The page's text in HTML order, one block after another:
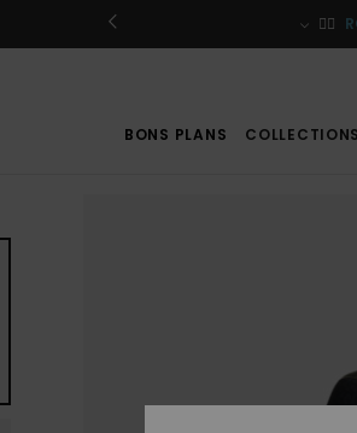
🏄‍♀️
BONS PLANS COLLECTIONS